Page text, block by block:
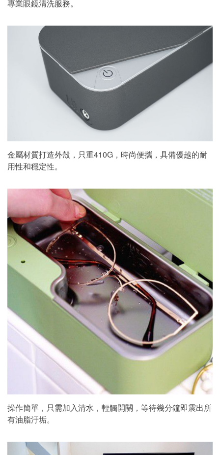
專業眼鏡清洗服務。
金屬材質打造外殼，只重410G，時尚便攜，具備優越的耐
用性和穩定性。
操作簡單，只需加入清水，輕觸開關，等待幾分鐘即震出所
有油脂汙垢。